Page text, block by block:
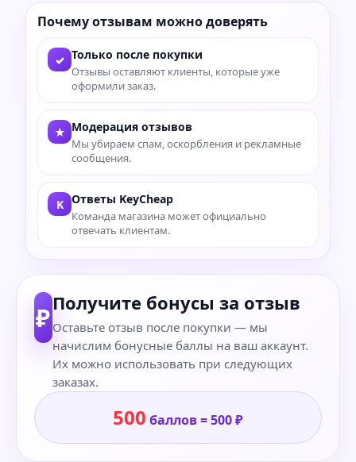
Почему отзывам можно доверять
✓ Только после покупки
Отзывы оставляют клиенты, которые уже
оформили заказ.
★ Модерация отзывов
Мы убираем спам, оскорбления и рекламные
сообщения.
K Ответы KeyCheap
Команда магазина может официально
отвечать клиентам.
₽Получите бонусы за отзыв
Оставьте отзыв после покупки — мы
начислим бонусные баллы на ваш аккаунт.
Их можно использовать при следующих
заказах.
500 баллов = 500 ₽